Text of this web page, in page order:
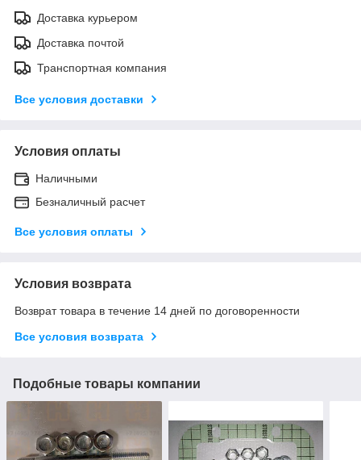
Доставка курьером
Доставка почтой
Транспортная компания
Все условия доставки
Условия оплаты
Наличными
Безналичный расчет
Все условия оплаты
Условия возврата
Возврат товара в течение 14 дней по договоренности
Все условия возврата
Подобные товары компании